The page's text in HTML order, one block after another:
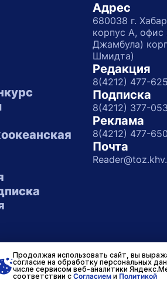
Адрес
680038 г.
корпус А, офис
Джамбула)
Шмидта)
Редакция
8(4212) 477-625
Подписка
8(4212) 377-
Реклама
8(4212) 477-
Почта
Продолжая использовать сайт, вы
согласие на обработку персональных
числе сервисом веб-аналитики
соответствии с Согласиеми Политикой